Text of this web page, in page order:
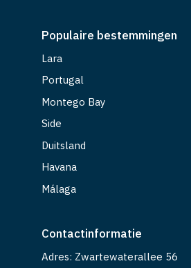
Populaire bestemmingen
Lara
Portugal
Montego Bay
Side
Duitsland
Havana
Málaga
Contactinformatie
Adres: Zwartewaterallee 56